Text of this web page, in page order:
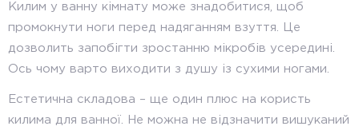
Килим у ванну кімнату може знадобитися, щоб
промокнути ноги перед надяганням взуття. Це
дозволить запобігти зростанню мікробів усередині.
Ось чому варто виходити з душу із сухими ногами.
Естетична складова – ще один плюс на користь
килима для ванної. Не можна не відзначити вишуканий